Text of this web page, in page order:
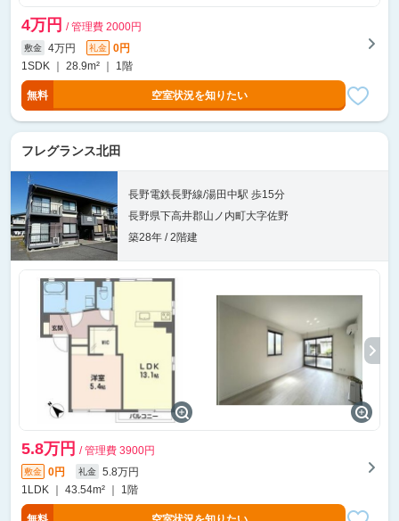
4万円 / 管理費 2000円
敷金 4万円 礼金
0円
1SDK ｜ 28.9m² ｜ 1階
無料 空室状況を知りたい
フレグランス北田
長野電鉄長野線/湯田中駅 歩15分
長野県下高井郡山ノ内町大字佐野
築28年 / 2階建
5.8万円 / 管理費 3900円
敷金 0円 礼金
5.8万円
1LDK ｜ 43.54m² ｜ 1階